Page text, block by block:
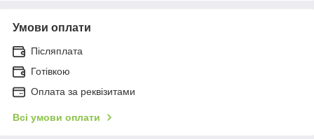
Умови оплати
Післяплата
Готівкою
Оплата за реквізитами
Всі умови оплати